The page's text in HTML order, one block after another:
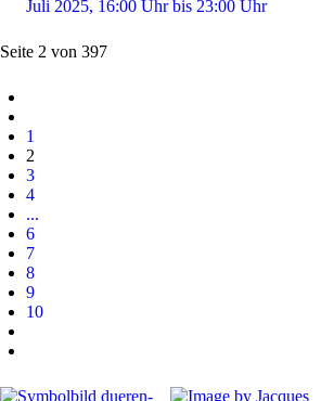
Juli 2025, 16:00 Uhr bis 23:00 Uhr
Seite 2 von 397
1
2
3
4
...
6
7
8
9
10